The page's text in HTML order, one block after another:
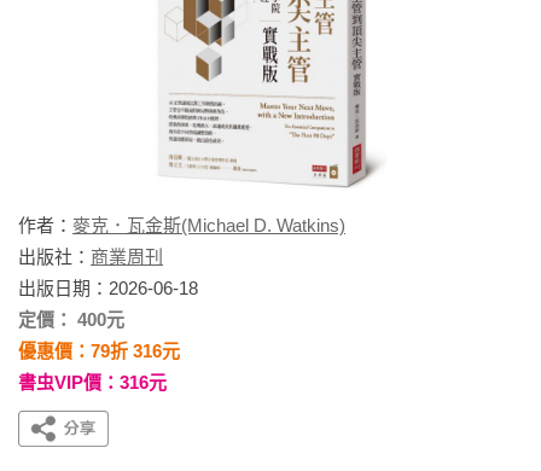
作者： 麥克．瓦金斯(Michael D. Watkins)
出版社： 商業周刊
出版日期：2026-06-18
定價： 400元
優惠價：79折 316元
書虫VIP價：316元